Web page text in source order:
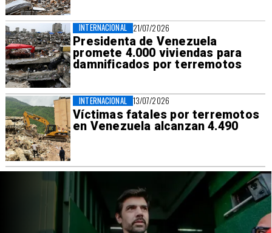
21/07/2026
Presidenta de Venezuela
promete 4.000 viviendas para
damnificados por terremotos
INTERNACIONAL
13/07/2026
Víctimas fatales por terremotos
en Venezuela alcanzan 4.490
INTERNACIONAL